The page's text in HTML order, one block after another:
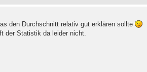
den Durchschnitt relativ gut erklären sollte
der Statistik da leider nicht.